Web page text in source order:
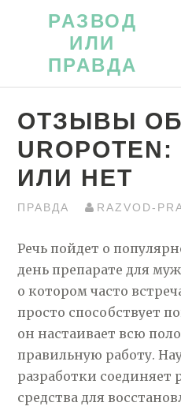
РАЗВОД
ИЛИ
ПРАВДА
ОТЗЫВЫ ОБ
ИЛИ НЕТ
ПРАВДА RAZVOD-
Речь пойдет о
день препарате для
о котором часто
просто способствует
он настаивает всю
правильную работу.
разработки соединяет
средства для